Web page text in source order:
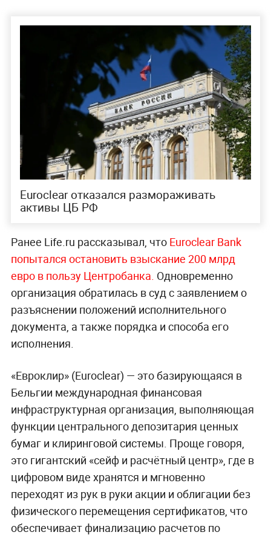
Euroclear отказался размораживать
активы ЦБ РФ
Ранее Life.ru рассказывал, что Euroclear Bank
попытался остановить взыскание 200 млрд
евро в пользу Центробанка. Одновременно
организация обратилась в суд с заявлением о
разъяснении положений исполнительного
документа, а также порядка и способа его
исполнения.
«Евроклир» (Euroclear) — это базирующаяся в
Бельгии международная финансовая
инфраструктурная организация, выполняющая
функции центрального депозитария ценных
бумаг и клиринговой системы. Проще говоря,
это гигантский «сейф и расчётный центр», где в
цифровом виде хранятся и мгновенно
переходят из рук в руки акции и облигации без
физического перемещения сертификатов, что
обеспечивает финализацию расчетов по